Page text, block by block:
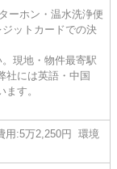
ーホン・温水洗浄便
ットカードでの決
現地・物件最寄駅
社には英語・中国
す。
用:5万2,250円 環境